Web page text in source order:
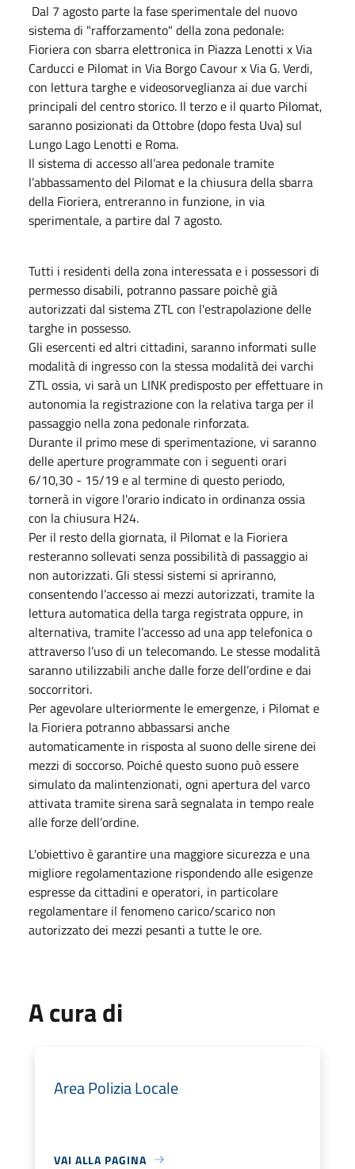
Dal 7 agosto parte la fase sperimentale del nuovo
sistema di "rafforzamento" della zona pedonale:
Fioriera con sbarra elettronica in Piazza Lenotti x Via
Carducci e Pilomat in Via Borgo Cavour x Via G. Verdi,
con lettura targhe e videosorveglianza ai due varchi
principali del centro storico. Il terzo e il quarto Pilomat,
saranno posizionati da Ottobre (dopo festa Uva) sul
Lungo Lago Lenotti e Roma.
Il sistema di accesso all’area pedonale tramite
l’abbassamento del Pilomat e la chiusura della sbarra
della Fioriera, entreranno in funzione, in via
sperimentale, a partire dal 7 agosto.
Tutti i residenti della zona interessata e i possessori di
permesso disabili, potranno passare poichè già
autorizzati dal sistema ZTL con l'estrapolazione delle
targhe in possesso.
Gli esercenti ed altri cittadini, saranno informati sulle
modalità di ingresso con la stessa modalità dei varchi
ZTL ossia, vi sarà un LINK predisposto per effettuare in
autonomia la registrazione con la relativa targa per il
passaggio nella zona pedonale rinforzata.
Durante il primo mese di sperimentazione, vi saranno
delle aperture programmate con i seguenti orari
6/10,30 - 15/19 e al termine di questo periodo,
tornerà in vigore l'orario indicato in ordinanza ossia
con la chiusura H24.
Per il resto della giornata, il Pilomat e la Fioriera
resteranno sollevati senza possibilità di passaggio ai
non autorizzati. Gli stessi sistemi si apriranno,
consentendo l’accesso ai mezzi autorizzati, tramite la
lettura automatica della targa registrata oppure, in
alternativa, tramite l’accesso ad una app telefonica o
attraverso l’uso di un telecomando. Le stesse modalità
saranno utilizzabili anche dalle forze dell’ordine e dai
soccorritori.
Per agevolare ulteriormente le emergenze, i Pilomat e
la Fioriera potranno abbassarsi anche
automaticamente in risposta al suono delle sirene dei
mezzi di soccorso. Poiché questo suono può essere
simulato da malintenzionati, ogni apertura del varco
attivata tramite sirena sarà segnalata in tempo reale
alle forze dell’ordine.
L'obiettivo è garantire una maggiore sicurezza e una
migliore regolamentazione rispondendo alle esigenze
espresse da cittadini e operatori, in particolare
regolamentare il fenomeno carico/scarico non
autorizzato dei mezzi pesanti a tutte le ore.
A cura di
Area Polizia Locale
VAI ALLA PAGINA